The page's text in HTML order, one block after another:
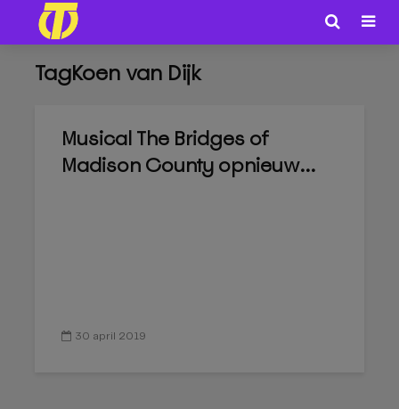
TagKoen van Dijk
Musical The Bridges of
Madison County opnieuw...
30 april 2019